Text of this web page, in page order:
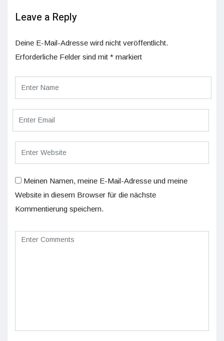
Leave a Reply
Deine E-Mail-Adresse wird nicht veröffentlicht.
Erforderliche Felder sind mit * markiert
Meinen Namen, meine E-Mail-Adresse und meine
Website in diesem Browser für die nächste
Kommentierung speichern.